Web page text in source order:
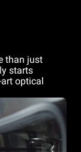
than just
starts
optical